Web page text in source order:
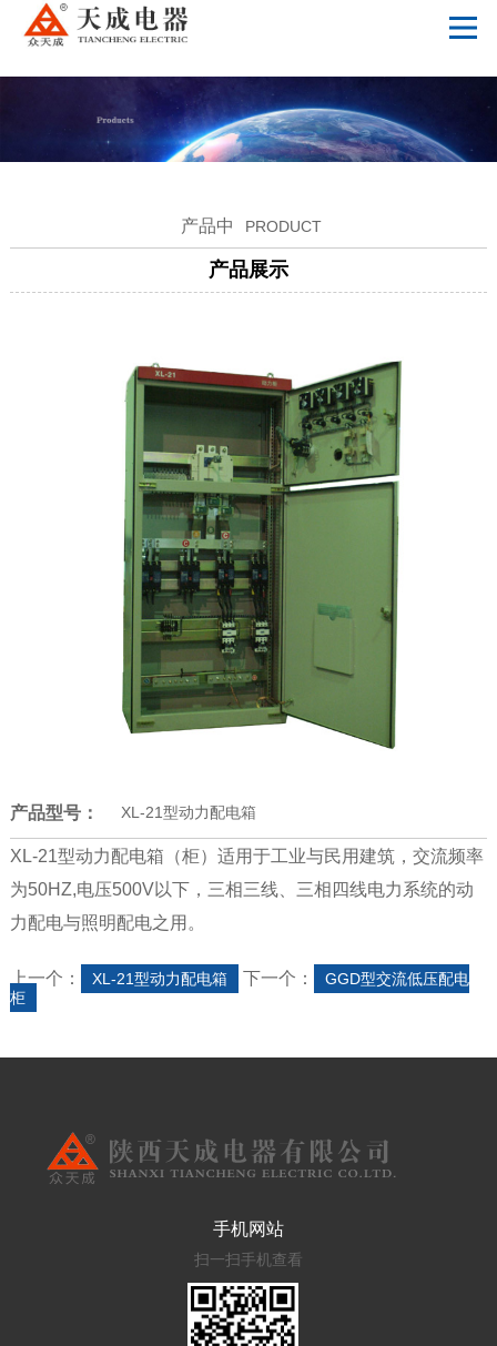
开云在线开户
产品中 PRODUCT
产品展示
产品型号： XL-21型动力配电箱
XL-21型动力配电箱（柜）适用于工业与民用建筑，交流频率
为50HZ,电压500V以下，三相三线、三相四线电力系统的动
力配电与照明配电之用。
上一个： XL-21型动力配电箱 下一个：
GGD型交流低压配电
柜
手机网站
扫一扫手机查看